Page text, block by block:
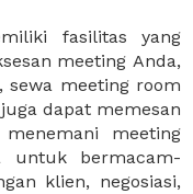
fasilitas yang
meeting Anda,
sewa meeting room
dapat memesan
meeting
untuk bermacam-
klien, negosiasi,
duduk sesuai
ruang meeting
lokasi yang
meeting Anda,
klien Anda. Sewa
meeting Anda